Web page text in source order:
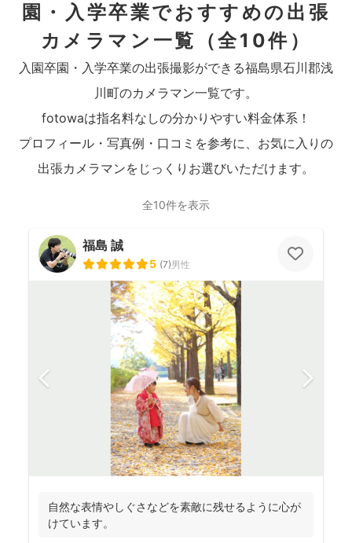
園・入学卒業でおすすめの出張
カメラマン一覧
（全10件）
入園卒園・入学卒業の出張撮影ができる福島県石川郡浅
川町のカメラマン一覧です。
fotowaは指名料なしの分かりやすい料金体系！
プロフィール・写真例・口コミを参考に、お気に入りの
出張カメラマンをじっくりお選びいただけます。
全10件を表示
福島 誠
5 (7)男性
自然な表情やしぐさなどを素敵に残せるように心が
けています。